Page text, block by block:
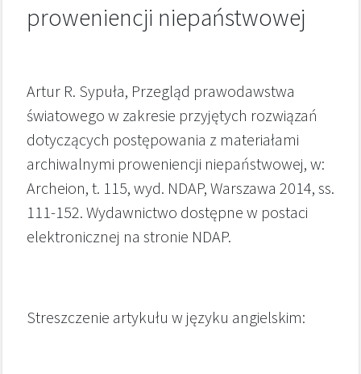
proweniencji niepaństwowej
Artur R. Sypuła, Przegląd prawodawstwa
światowego w zakresie przyjętych rozwiązań
dotyczących postępowania z materiałami
archiwalnymi proweniencji niepaństwowej, w:
Archeion, t. 115, wyd. NDAP, Warszawa 2014, ss.
111-152. Wydawnictwo dostępne w postaci
elektronicznej na stronie NDAP.
Streszczenie artykułu w języku angielskim: